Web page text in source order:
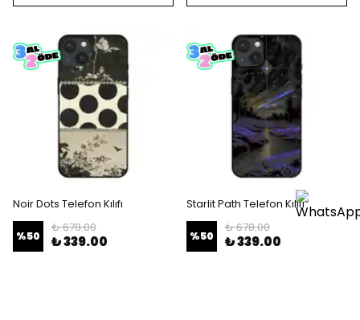
Noir Dots Telefon Kılıfı
%50
₺ 678.00
₺ 339.00
Starlit Path Telefon Kılıfı
%50
₺ 678.00
₺ 339.00